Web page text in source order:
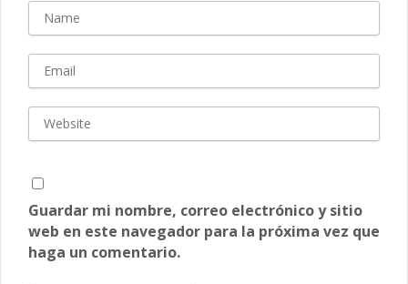
Guardar mi nombre, correo electrónico y sitio
web en este navegador para la próxima vez que
haga un comentario.